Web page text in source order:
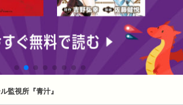
監視所『青汁』